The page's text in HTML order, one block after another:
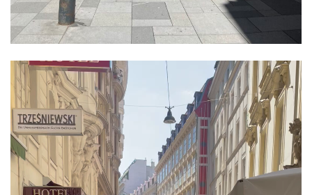
動
画
プ
レ
ー
ヤ
ー